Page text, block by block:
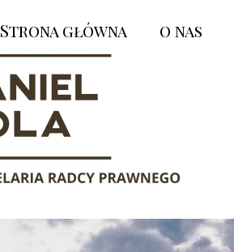
Strona główna o nas